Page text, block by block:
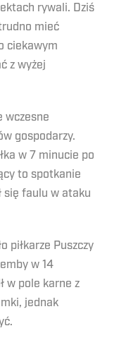
rywali. Dziś
mieć
ciekawym
z wyżej
wczesne
gospodarzy.
w 7 minucie po
to spotkanie
się faulu w ataku
piłkarze Puszczy
w 14
w pole karne z
jednak